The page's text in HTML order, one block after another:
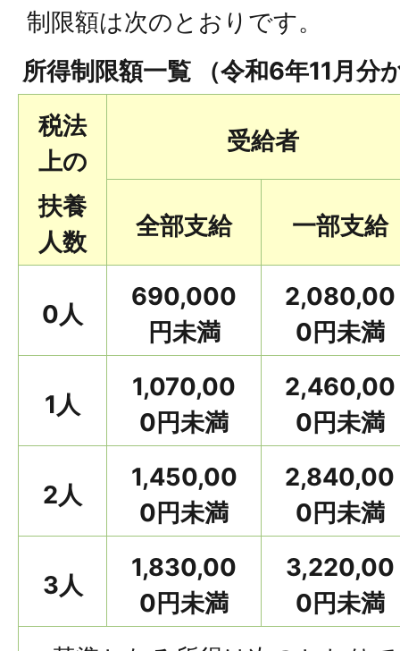
制限額は次のとおりです。
所得制限額一覧 （令和6年11月分
税法
上の
扶養
人数
受給者
全部支給 一部支給
0人
690,000
円未満
2,080,00
0円未満
1人
1,070,00
0円未満
2,460,00
0円未満
2人
1,450,00
0円未満
2,840,00
0円未満
3人
1,830,00
0円未満
3,220,00
0円未満